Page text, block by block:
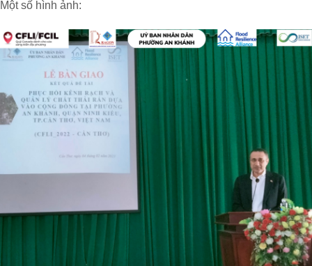
Một số hình ảnh: